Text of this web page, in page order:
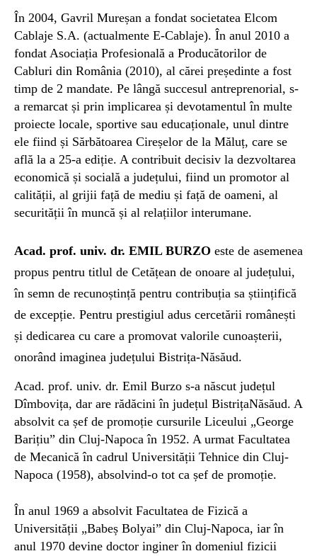
În 2004, Gavril Mureșan a fondat societatea Elcom
Cablaje S.A. (actualmente E-Cablaje). În anul 2010 a
fondat Asociația Profesională a Producătorilor de
Cabluri din România (2010), al cărei președinte a fost
timp de 2 mandate. Pe lângă succesul antreprenorial, s-
a remarcat și prin implicarea și devotamentul în multe
proiecte locale, sportive sau educaționale, unul dintre
ele fiind și Sărbătoarea Cireșelor de la Măluț, care se
află la a 25-a ediție. A contribuit decisiv la dezvoltarea
economică și socială a județului, fiind un promotor al
calității, al grijii față de mediu și față de oameni, al
securității în muncă și al relațiilor interumane.
Acad. prof. univ. dr. EMIL BURZO este de asemenea
propus pentru titlul de Cetățean de onoare al județului,
în semn de recunoștință pentru contribuția sa științifică
de excepție. Pentru prestigiul adus cercetării românești
și dedicarea cu care a promovat valorile cunoașterii,
onorând imaginea județului Bistrița-Năsăud.
Acad. prof. univ. dr. Emil Burzo s-a născut județul
Dîmbovița, dar are rădăcini în județul BistrițaNăsăud. A
absolvit ca șef de promoție cursurile Liceului „George
Barițiu” din Cluj-Napoca în 1952. A urmat Facultatea
de Mecanică în cadrul Universității Tehnice din Cluj-
Napoca (1958), absolvind-o tot ca șef de promoție.
În anul 1969 a absolvit Facultatea de Fizică a
Universității „Babeș Bolyai” din Cluj-Napoca, iar în
anul 1970 devine doctor inginer în domeniul fizicii